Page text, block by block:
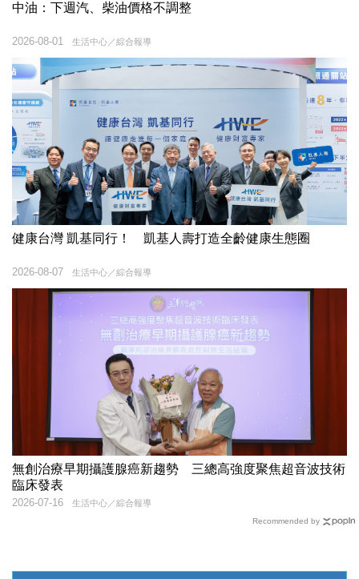
中油：下週汽、柴油價格不調整
生活中心／綜合報導
2026-08-01
健康台灣 凱基同行！ 凱基人壽打造全齡健康生態圈
生活中心／綜合報導
2026-08-07
無創治療早期攝護腺癌新趨勢 三總高強度聚焦超音波技術
臨床發表
生活中心／綜合報導
2026-07-16
Recommended by